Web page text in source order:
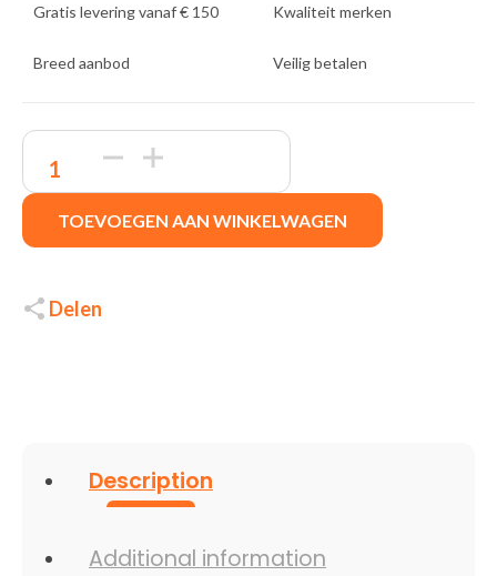
Gratis levering vanaf € 150 Kwaliteit merken
Breed aanbod Veilig betalen
ZG38C02761
Tabletbehuizing
Case
|
(10")
TOEVOEGEN AAN WINKELWAGEN
Delen
Description
Additional information